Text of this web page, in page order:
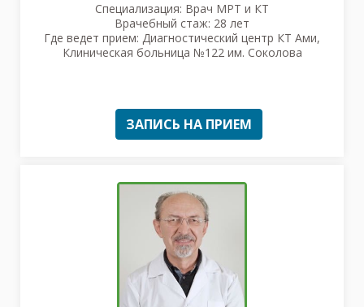
Специализация: Врач МРТ и КТ
Врачебный стаж: 28 лет
Где ведет прием: Диагностический центр КТ Ами,
Клиническая больница №122 им. Соколова
ЗАПИСЬ НА ПРИЕМ